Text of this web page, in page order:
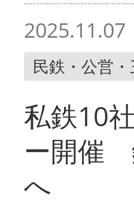
2025.11.07
民鉄・公営
私鉄10
ー開催
へ